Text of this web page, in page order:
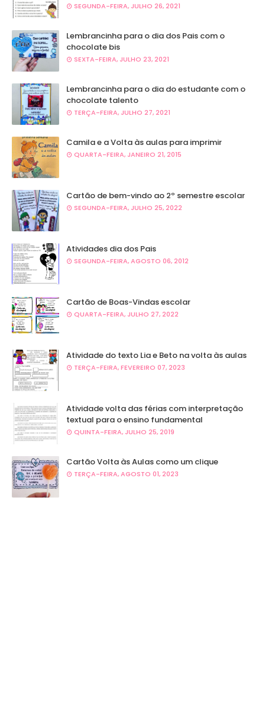
SEGUNDA-FEIRA, JULHO 26, 2021
Lembrancinha para o dia dos Pais com o
chocolate bis
SEXTA-FEIRA, JULHO 23, 2021
Lembrancinha para o dia do estudante com o
chocolate talento
TERÇA-FEIRA, JULHO 27, 2021
Camila e a Volta às aulas para imprimir
QUARTA-FEIRA, JANEIRO 21, 2015
Cartão de bem-vindo ao 2º semestre escolar
SEGUNDA-FEIRA, JULHO 25, 2022
Atividades dia dos Pais
SEGUNDA-FEIRA, AGOSTO 06, 2012
Cartão de Boas-Vindas escolar
QUARTA-FEIRA, JULHO 27, 2022
Atividade do texto Lia e Beto na volta às aulas
TERÇA-FEIRA, FEVEREIRO 07, 2023
Atividade volta das férias com interpretação
textual para o ensino fundamental
QUINTA-FEIRA, JULHO 25, 2019
Cartão Volta às Aulas como um clique
TERÇA-FEIRA, AGOSTO 01, 2023